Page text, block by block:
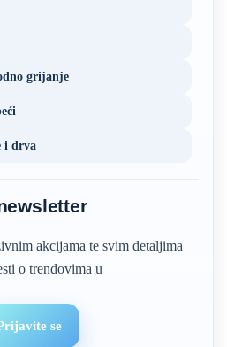
grijanje
i drva
akcijama te svim detaljima
o trendovima u
se